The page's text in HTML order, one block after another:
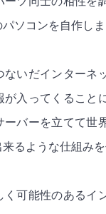
ソコンを自作しま
ないだインターネ
が入ってくること
ーバーを立てて世
るような仕組みを
く可能性のあるイ